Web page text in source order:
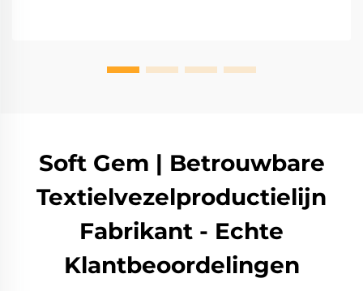
Soft Gem | Betrouwbare
Textielvezelproductielijn
Fabrikant - Echte
Klantbeoordelingen